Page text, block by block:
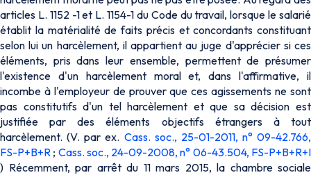
articles L. 1152 -1 et L. 1154-1 du Code du travail, lorsque le salarié
établit la matérialité de faits précis et concordants constituant
selon lui un harcèlement, il appartient au juge d'apprécier si ces
éléments, pris dans leur ensemble, permettent de présumer
l'existence d'un harcèlement moral et, dans l'affirmative, il
incombe à l'employeur de prouver que ces agissements ne sont
pas constitutifs d'un tel harcèlement et que sa décision est
justifiée par des éléments objectifs étrangers à tout
harcèlement. (V. par ex. Cass. soc., 25-01-2011, n° 09-42.766,
FS-P+B+R ; Cass. soc., 24-09-2008, n° 06-43.504, FS-P+B+R+I
) Récemment, par arrêt du 11 mars 2015, la chambre sociale